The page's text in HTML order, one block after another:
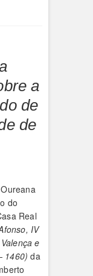
a
de
de
do
Real
IV
e
1460) da